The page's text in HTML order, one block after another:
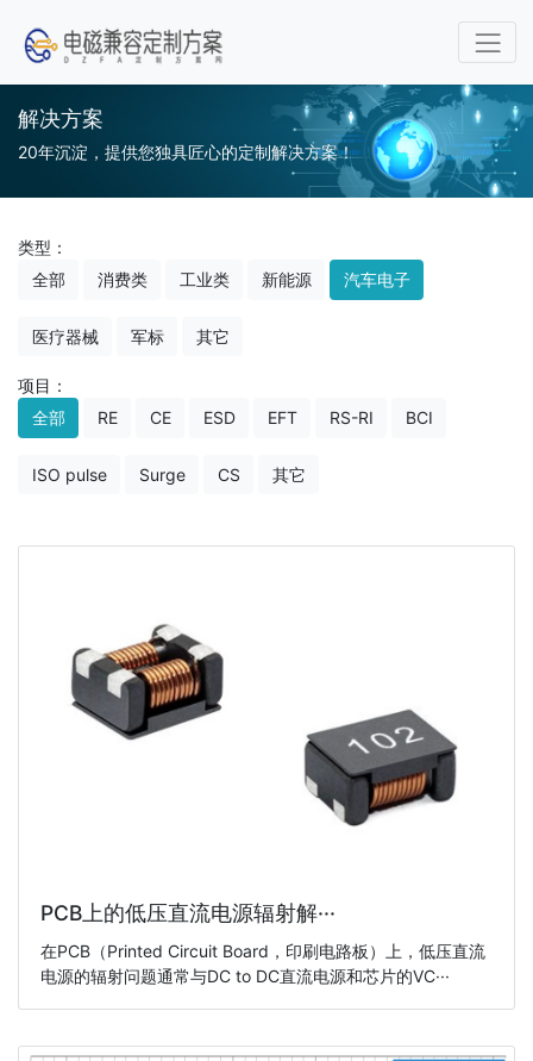
解决方案
20年沉淀，提供您独具匠心的定制解决方案！
类型：
全部
消费类 工业类 新能源 汽车电子
医疗器械 军标 其它
项目：
全部
RE CE ESD EFT RS-RI BCI
ISO pulse Surge CS 其它
PCB上的低压直流电源辐射解···
在PCB（Printed Circuit Board，印刷电路板）上，低压直流
电源的辐射问题通常与DC to DC直流电源和芯片的VC···